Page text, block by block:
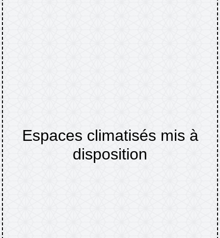
Espaces climatisés mis à
disposition